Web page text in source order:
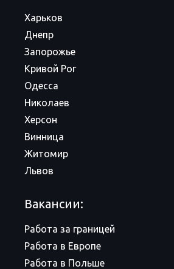
Харьков
Днепр
Запорожье
Кривой Рог
Одесса
Николаев
Херсон
Винница
Житомир
Львов
Вакансии:
Работа за границей
Работа в Европе
Работа в Польше